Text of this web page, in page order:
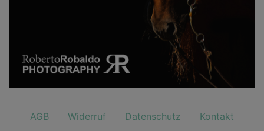
AGB Widerruf Datenschutz
Kontakt